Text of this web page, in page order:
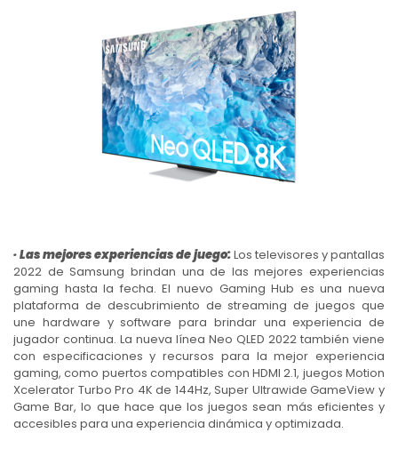
· Las mejores experiencias de juego:Los televisores y pantallas
2022 de Samsung brindan una de las mejores experiencias
gaming hasta la fecha. El nuevo Gaming Hub es una nueva
plataforma de descubrimiento de streaming de juegos que
une hardware y software para brindar una experiencia de
jugador continua. La nueva línea Neo QLED 2022 también viene
con especificaciones y recursos para la mejor experiencia
gaming, como puertos compatibles con HDMI 2.1, juegos Motion
Xcelerator Turbo Pro 4K de 144Hz, Super Ultrawide GameView y
Game Bar, lo que hace que los juegos sean más eficientes y
accesibles para una experiencia dinámica y optimizada.